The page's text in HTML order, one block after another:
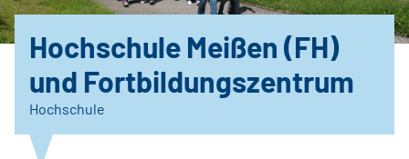
Hochschule Meißen (FH)
und Fortbildungszentrum
Hochschule